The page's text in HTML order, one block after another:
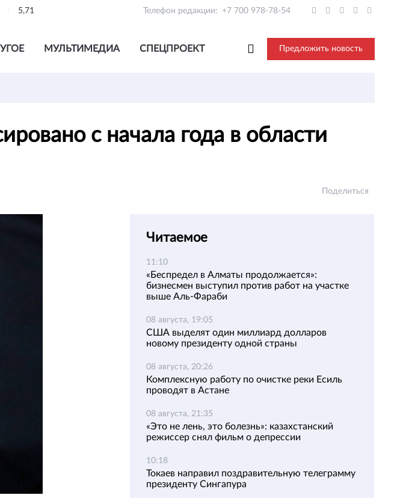
5,71 Телефон редакции: +7 700 978-78-54
МУЛЬТИМЕДИА СПЕЦПРОЕКТ Предложить новость
с начала года в области
Поделиться
Читаемое
11:10
«Беспредел в Алматы продолжается»:
бизнесмен выступил против работ на участке
выше Аль-Фараби
08 августа, 19:05
США выделят один миллиард долларов
новому президенту одной страны
08 августа, 20:26
Комплексную работу по очистке реки Есиль
проводят в Астане
08 августа, 21:35
«Это не лень, это болезнь»: казахстанский
режиссер снял фильм о депрессии
10:18
Токаев направил поздравительную телеграмму
президенту Сингапура